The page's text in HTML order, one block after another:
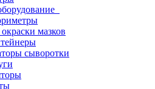
мазков
сыворотки